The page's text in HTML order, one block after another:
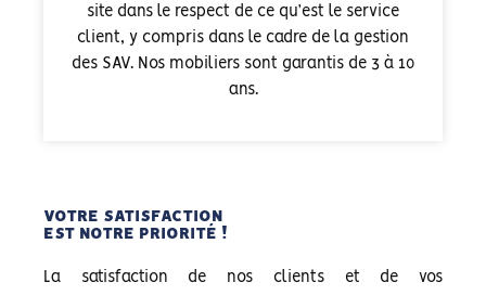
site dans le respect de ce qu’est le service
client, y compris dans le cadre de la gestion
des SAV. Nos mobiliers sont garantis de 3 à 10
ans.
VOTRE SATISFACTION
EST NOTRE PRIORITÉ !
La satisfaction de nos clients et de vos